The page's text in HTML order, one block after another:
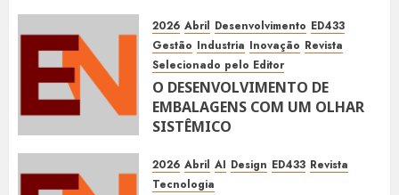
2026 Abril Desenvolvimento ED433
Gestão Industria Inovação Revista
Selecionado pelo Editor
O DESENVOLVIMENTO DE
EMBALAGENS COM UM OLHAR
SISTÊMICO
2026 Abril AI Design ED433 Revista
Tecnologia